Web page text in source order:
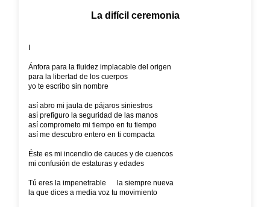
La difícil ceremonia
Ánfora para la fluidez implacable del origen
para la libertad de los cuerpos
yo te escribo sin nombre
así abro mi jaula de pájaros siniestros
así prefiguro la seguridad de las manos
así comprometo mi tiempo en tu tiempo
así me descubro entero en ti compacta
Éste es mi incendio de cauces y de cuencos
mi confusión de estaturas y edades
Tú eres la impenetrable la siempre nueva
la que dices a media voz tu movimiento